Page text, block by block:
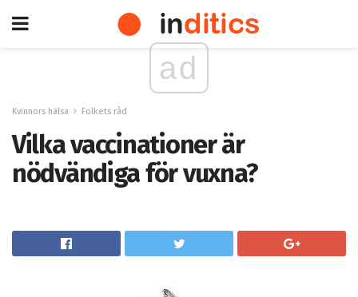
ad
Kvinnors hälsa Folkets råd
Vilka vaccinationer är
nödvändiga för vuxna?